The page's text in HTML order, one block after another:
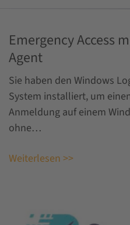
Emergency Access
Agent
Sie haben den Windows
System installiert, um
Anmeldung auf einem
ohne…
Weiterlesen >>